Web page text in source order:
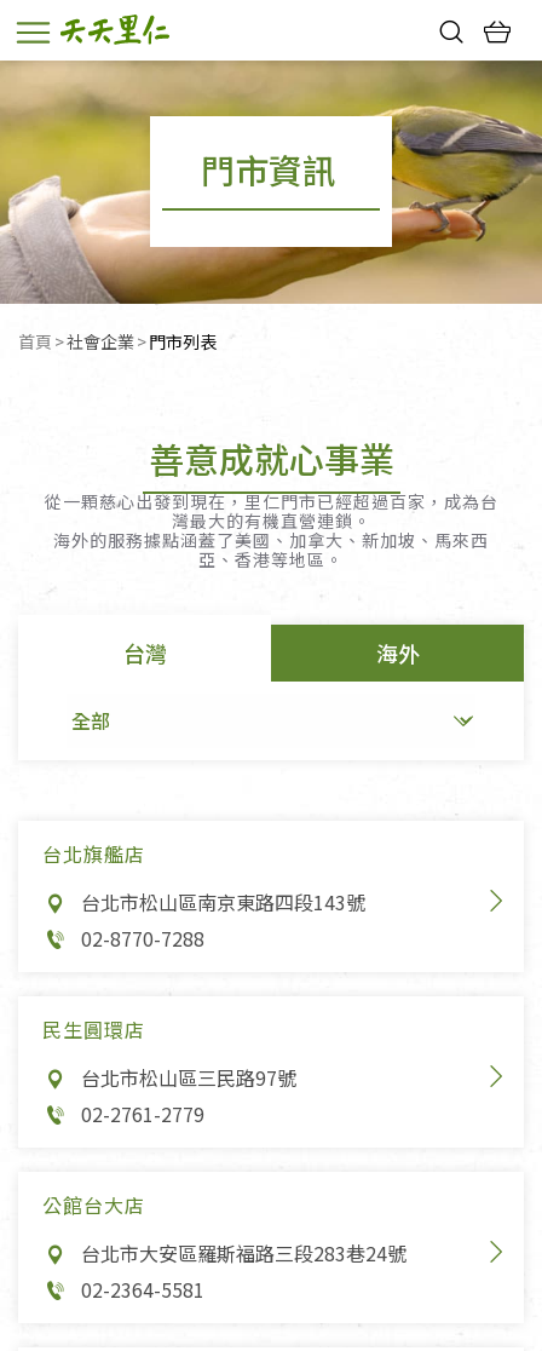
熱門搜尋：
親子活動
幸福節中獎名單
門市資訊
首頁 社會企業 目前頁面：
門市列表
善意成就心事業
從一顆慈心出發到現在，里仁門市已經超過百家，成為台
灣最大的有機直營連鎖。
海外的服務據點涵蓋了美國、加拿大、新加坡、馬來西
亞、香港等地區。
台灣 海外
台北旗艦店
台北市松山區南京東路四段143號
02-8770-7288
民生圓環店
台北市松山區三民路97號
02-2761-2779
公館台大店
台北市大安區羅斯福路三段283巷24號
02-2364-5581